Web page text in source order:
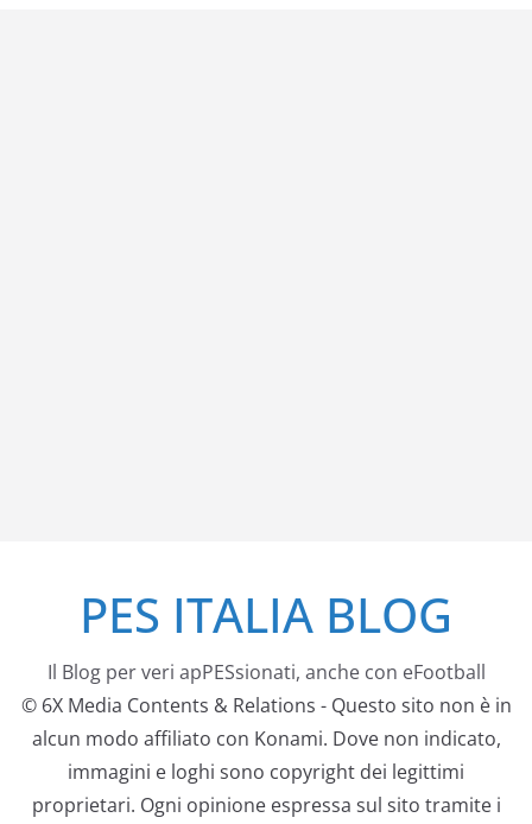
contenutoPES ITALIA BLOG
Il Blog per veri apPESsionati, anche con eFootball
© 6X Media Contents & Relations - Questo sito non è in
alcun modo affiliato con Konami. Dove non indicato,
immagini e loghi sono copyright dei legittimi
proprietari. Ogni opinione espressa sul sito tramite i